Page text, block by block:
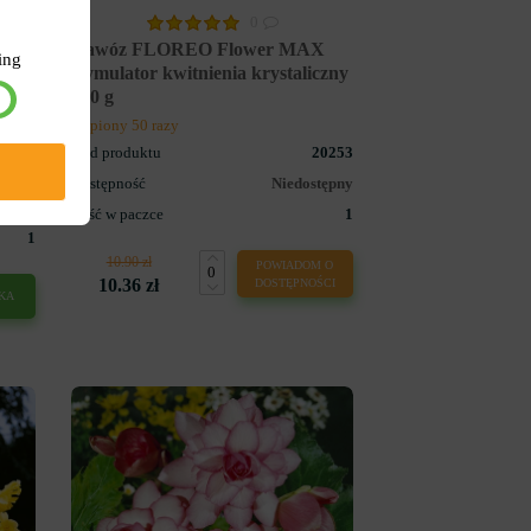
1
Nawóz FLOREO Flower MAX
stymulator kwitnienia krystaliczny
250 g
Kupiony 50 razy
Kod produktu
20253
Dostępność
Niedostępny
Ilość w paczce
1
10.90 zł
10.36 zł
POWIADOM O
DOSTĘPNOŚCI